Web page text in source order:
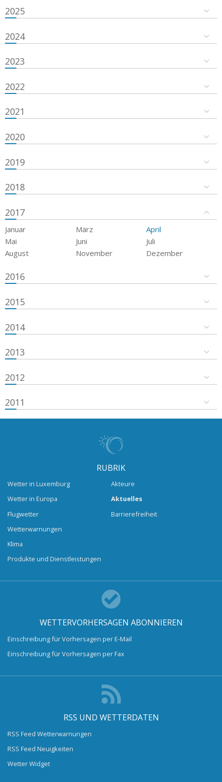
2025
2024
2023
2022
2021
2020
2019
2018
2017
Januar März
April
Mai
Juni
Juli
August
November Dezember
2016
2015
2014
2013
2012
2011
RUBRIK
Wetter in Luxemburg
Wetter in Europa
Flugwetter
Wetterwarnungen
Klima
Produkte und Dienstleistungen
Akteure
Aktuelles
Barrierefreiheit
WETTERVORHERSAGEN ABONNIEREN
Einschreibung für Vorhersagen per E-Mail
Einschreibung für Vorhersagen per Fax
RSS UND WETTERDATEN
RSS Feed Wetterwarnungen
RSS Feed Neuigkeiten
Wetter Widget